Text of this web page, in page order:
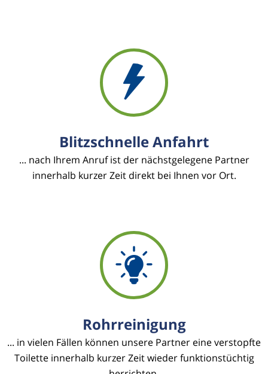
Blitzschnelle Anfahrt
... nach Ihrem Anruf ist der nächstgelegene Partner
innerhalb kurzer Zeit direkt bei Ihnen vor Ort.
Rohrreinigung
... in vielen Fällen können unsere Partner eine verstopfte
Toilette innerhalb kurzer Zeit wieder funktionstüchtig